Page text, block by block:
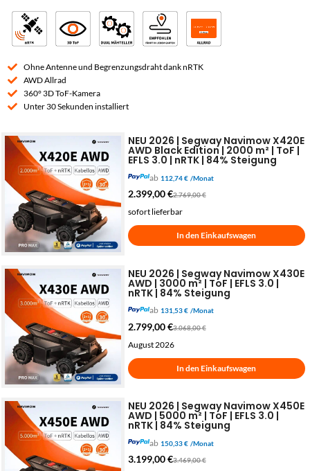
Ohne Antenne und Begrenzungsdraht dank nRTK
AWD Allrad
360° 3D ToF-Kamera
Unter 30 Sekunden installiert
NEU 2026 | Segway Navimow X420E
AWD Black Edition | 2000 m² | ToF |
EFLS 3.0 | nRTK | 84% Steigung
ab 112,74 € /Monat
2.399,00€2.769,00€
sofort lieferbar
In den Einkaufswagen
NEU 2026 | Segway Navimow X430E
AWD | 3000 m² | ToF | EFLS 3.0 |
nRTK | 84% Steigung
ab 131,53 € /Monat
2.799,00€3.068,00€
August 2026
In den Einkaufswagen
NEU 2026 | Segway Navimow X450E
AWD | 5000 m² | ToF | EFLS 3.0 |
nRTK | 84% Steigung
ab 150,33 € /Monat
3.199,00€3.469,00€